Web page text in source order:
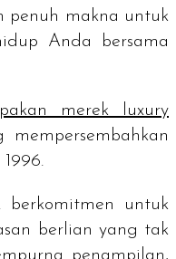
penuh makna untuk
Anda bersama
merek
luxury
mempersembahkan
untuk
berlian yang tak
penampilan,